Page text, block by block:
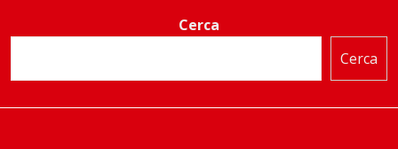
Cerca
Cerca